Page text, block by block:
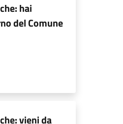
hai
del Comune
vieni da